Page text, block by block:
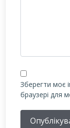
Зберегти моє
браузері для